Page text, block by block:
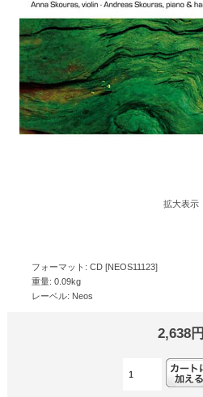
拡大表示
フォーマット: CD [NEOS11123]
重量: 0.09kg
レーベル: Neos
2,638円